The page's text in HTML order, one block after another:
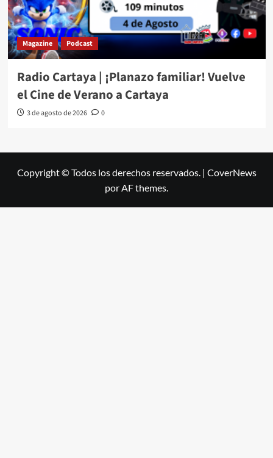
Magazine Podcast
Radio Cartaya | ¡Planazo familiar! Vuelve
el Cine de Verano a Cartaya
3 de agosto de 2026 0
Copyright © Todos los derechos reservados. | CoverNews
por AF themes.